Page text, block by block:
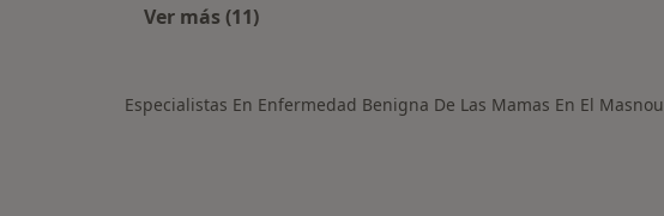
Ver más (11)
Especialistas En Enfermedad Benigna De Las Mamas En El Masnou